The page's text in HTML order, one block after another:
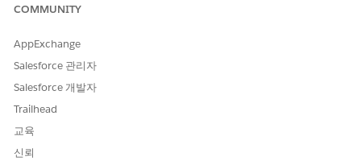
From the Setup menu on the record page, select
Drop the
page.
Select the relevant flow in the Flow field.
COMMUNITY
AppExchange
Salesforce 관리자
Salesforce 개발자
Trailhead
교육
신뢰